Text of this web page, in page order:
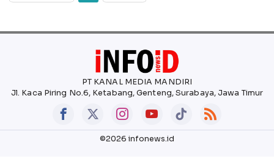
PT KANAL MEDIA MANDIRI
Jl. Kaca Piring No.6, Ketabang, Genteng, Surabaya, Jawa Timur
©2026 infonews.id